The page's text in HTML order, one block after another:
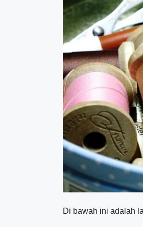
Di bawah ini adalah